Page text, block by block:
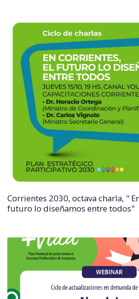
Corrientes 2030, octava charla, "
futuro lo diseñamos entre todos"